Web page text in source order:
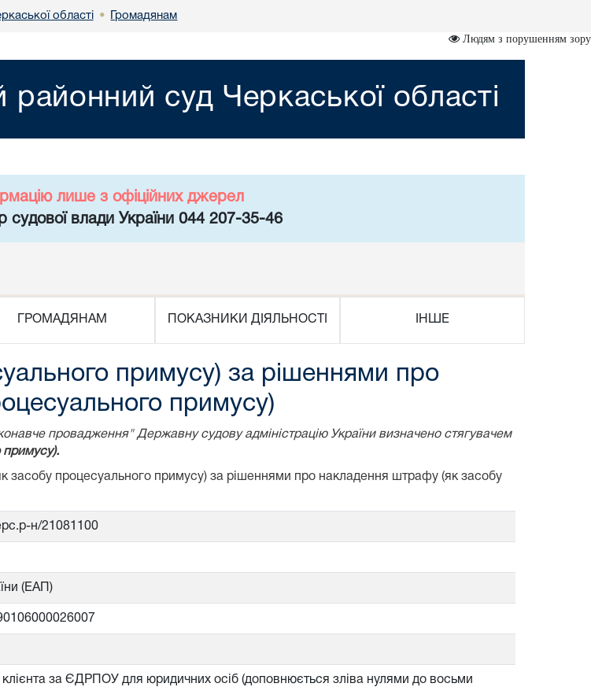
області • Громадянам
Людям з порушенням зору
районний суд Черкаської області
лише з офіційних джерел
судової влади України 044 207-35-46
ГРОМАДЯНАМ ПОКАЗНИКИ ДІЯЛЬНОСТІ ІНШЕ
примусу) за рішеннями про
примусу)
провадження" Державну судову адміністрацію України визначено стягувачем
засобу процесуального примусу) за рішеннями про накладення штрафу (як засобу
н/21081100
(ЕАП)
клієнта за ЄДРПОУ для юридичних осіб (доповнюється зліва нулями до восьми